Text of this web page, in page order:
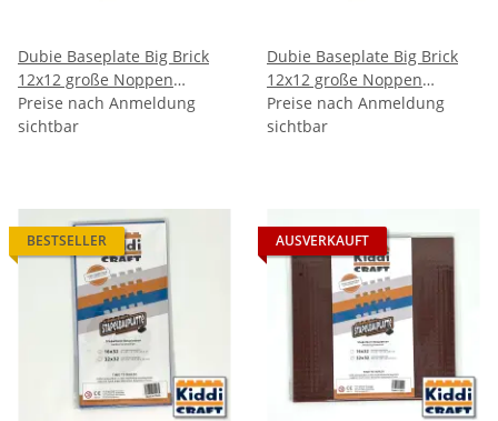
Dubie Baseplate Big Brick
12x12 große Noppen
Dunkelgrau
Preise nach Anmeldung
sichtbar
Dubie Baseplate Big Brick
12x12 große Noppen
Hellgrau
Preise nach Anmeldung
sichtbar
BESTSELLER AUSVERKAUFT